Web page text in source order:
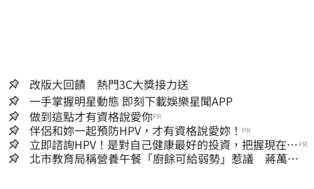
改版大回饋 熱門3C大獎接力送
一手掌握明星動態 即刻下載娛樂星聞APP
做到這點才有資格說愛你PR
伴侶和妳一起預防HPV，才有資格說愛妳！ PR
立即諮詢HPV！是對自己健康最好的投資，把握現在不
嫌晚！
PR
北市教育局稱營養午餐「廚餘可給弱勢」惹議 蔣萬安